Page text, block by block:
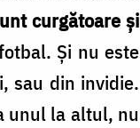
curgătoare și
Și nu este
sau din invidie.
unul la altul, nu